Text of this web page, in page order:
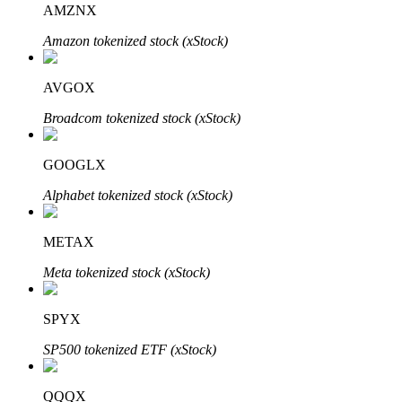
Bloqueios de BTR
Investimentos exclusivos para titulares de BTR
Empréstimos
AMZNX
Amazon tokenized stock (xStock)
AVGOX
Broadcom tokenized stock (xStock)
GOOGLX
Alphabet tokenized stock (xStock)
METAX
Meta tokenized stock (xStock)
SPYX
SP500 tokenized ETF (xStock)
QQQX